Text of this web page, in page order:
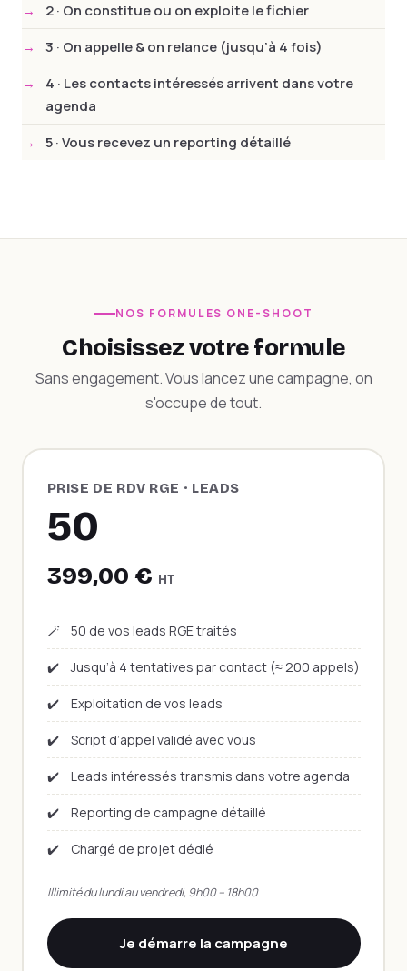
2 · On constitue ou on exploite le fichier
3 · On appelle & on relance (jusqu’à 4 fois)
4 · Les contacts intéressés arrivent dans votre
agenda
5 · Vous recevez un reporting détaillé
NOS FORMULES ONE-SHOOT
Choisissez votre formule
Sans engagement. Vous lancez une campagne, on
s'occupe de tout.
PRISE DE RDV RGE · LEADS
50
399,00 € HT
🪄 50 de vos leads RGE traités
✔️ Jusqu’à 4 tentatives par contact (≈ 200 appels)
✔️ Exploitation de vos leads
✔️ Script d’appel validé avec vous
✔️ Leads intéressés transmis dans votre agenda
✔️ Reporting de campagne détaillé
✔️ Chargé de projet dédié
Illimité du lundi au vendredi, 9h00 – 18h00
Je démarre la campagne